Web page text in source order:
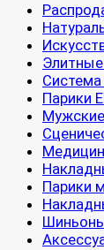
Парики
Парики